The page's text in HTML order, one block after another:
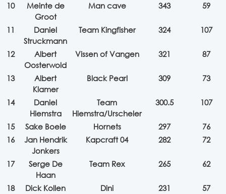
10
Meinte de
Groot
Man cave 343 59
11
Daniel
Struckmann
Team Kingfisher 324 107
12
Albert
Oosterwold
Vissen of Vangen 321 87
13
Albert
Klamer
Black Pearl 309 73
14
Daniel
Hiemstra
Team
Hiemstra/Urscheler
300.5 107
15 Sake Boele Hornets 297
76
16
Jan Hendrik
Jonkers
Kapcraft 04 282 72
17
Serge De
Haan
Team Rex 265 62
18 Dick Kollen Dini 231
57